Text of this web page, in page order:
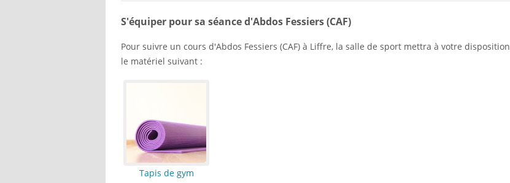
S'équiper pour sa séance d'Abdos Fessiers (CAF)
Pour suivre un cours d'Abdos Fessiers (CAF) à Liffre, la salle de sport mettra à votre disposition
le matériel suivant :
Tapis de gym